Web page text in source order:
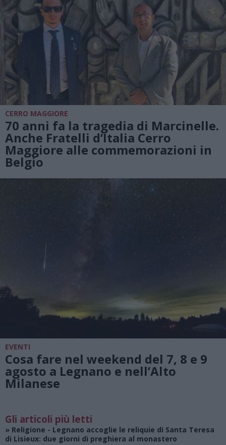
CERRO MAGGIORE
70 anni fa la tragedia di Marcinelle.
Anche Fratelli d’Italia Cerro
Maggiore alle commemorazioni in
Belgio
EVENTI
Cosa fare nel weekend del 7, 8 e 9
agosto a Legnano e nell’Alto
Milanese
Gli articoli più letti
» Religione - Legnano accoglie le reliquie di Santa Teresa
di Lisieux: due giorni di preghiera al monastero